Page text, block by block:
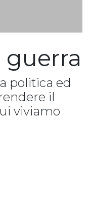
politica ed
il
viviamo